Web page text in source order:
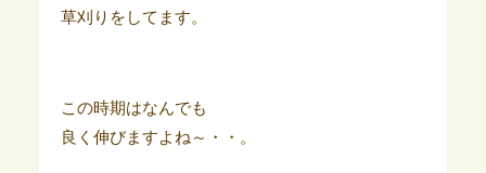
草刈りをしてます。
この時期はなんでも
良く伸びますよね～・・。